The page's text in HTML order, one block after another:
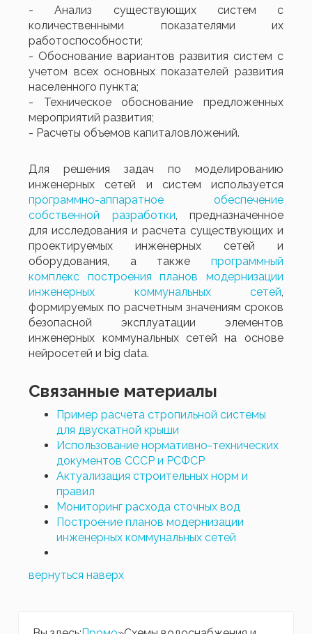
- Анализ существующих систем с
количественными показателями их
работоспособности;
- Обоснование вариантов развития систем с
учетом всех основных показателей развития
населенного пункта;
- Техническое обоснование предложенных
мероприятий развития;
- Расчеты объемов капиталовложений.
Для решения задач по моделированию
инженерных сетей и систем используется
программно-аппаратное обеспечение
собственной разработки, предназначенное
для исследования и расчета существующих и
проектируемых инженерных сетей и
оборудования, а также программный
комплекс построения планов модернизации
инженерных коммунальных сетей,
формируемых по расчетным значениям сроков
безопасной эксплуатации элементов
инженерных коммунальных сетей на основе
нейросетей и big data.
Связанные материалы
Пример расчета стропильной системы
для двускатной крыши
Использование нормативно-технических
документов СССР и РСФСР
Актуализация строительных норм и
правил
Мониторинг расхода сточных вод
Построение планов модернизации
инженерных коммунальных сетей
вернуться наверх